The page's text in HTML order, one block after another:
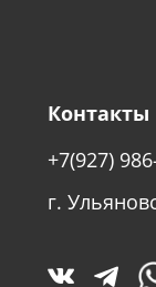
Контакты
+7(927)
г.